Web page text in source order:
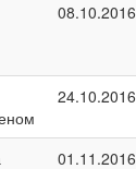
08.10.2016
24.10.2016
01.11.2016